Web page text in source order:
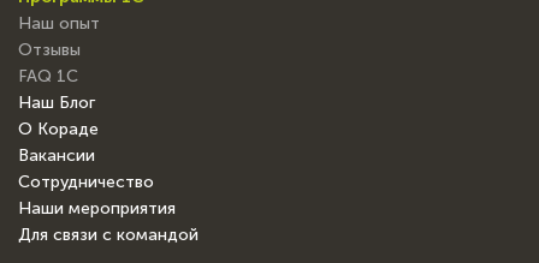
Наш опыт
Отзывы
FAQ 1С
Наш Блог
О Кораде
Вакансии
Сотрудничество
Наши мероприятия
Для связи с командой